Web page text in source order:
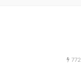
772